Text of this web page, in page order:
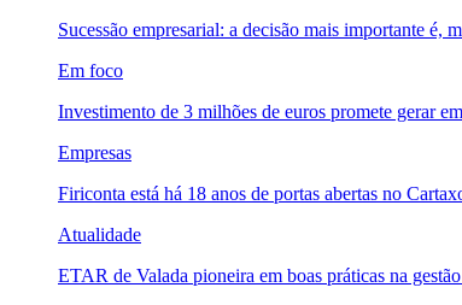
Sucessão empresarial: a decisão mais importante é,
Em foco
Investimento de 3 milhões de euros promete gerar
Empresas
Firiconta está há 18 anos de portas abertas no
Atualidade
ETAR de Valada pioneira em boas práticas na